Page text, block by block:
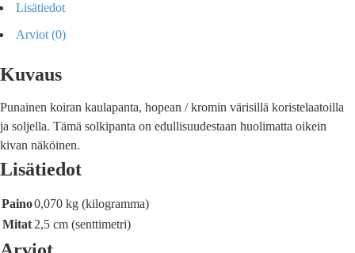
Lisätiedot
Arviot (0)
Kuvaus
Punainen koiran kaulapanta, hopean / kromin värisillä koristelaatoilla
ja soljella. Tämä solkipanta on edullisuudestaan huolimatta oikein
kivan näköinen.
Lisätiedot
Paino0,070 kg (kilogramma)
Mitat 2,5 cm (senttimetri)